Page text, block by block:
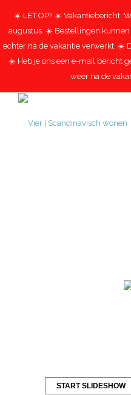
☀️ LET OP!! ☀️ Vakantiebericht:
augustus. ☀️ Bestellingen
echter ná de vakantie verwerkt. ☀️
☀️ Heb je ons een e-mail bericht
weer na de
START SLIDESHOW